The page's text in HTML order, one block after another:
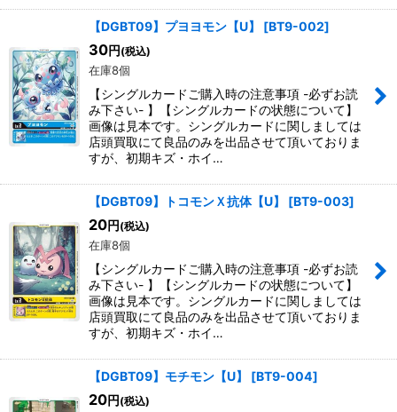
【DGBT09】プヨヨモン【U】 [BT9-002]
30円 (税込)
在庫8個
【シングルカードご購入時の注意事項 -必ずお読
み下さい- 】【シングルカードの状態について】
画像は見本です。シングルカードに関しましては
店頭買取にて良品のみを出品させて頂いておりま
すが、初期キズ・ホイ…
【DGBT09】トコモンＸ抗体【U】 [BT9-003]
20円 (税込)
在庫8個
【シングルカードご購入時の注意事項 -必ずお読
み下さい- 】【シングルカードの状態について】
画像は見本です。シングルカードに関しましては
店頭買取にて良品のみを出品させて頂いておりま
すが、初期キズ・ホイ…
【DGBT09】モチモン【U】 [BT9-004]
20円 (税込)